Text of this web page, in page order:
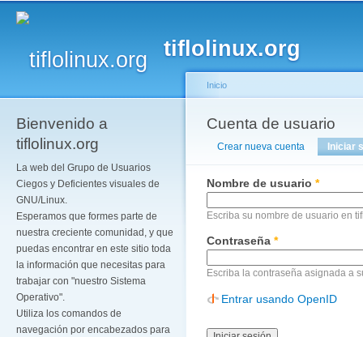
tiflolinux.org
Bienvenido a
tiflolinux.org
La web del Grupo de Usuarios
Ciegos y Deficientes visuales de
GNU/Linux.
Esperamos que formes parte de
nuestra creciente comunidad, y que
puedas encontrar en este sitio toda
la información que necesitas para
trabajar con "nuestro Sistema
Operativo".
Utiliza los comandos de
navegación por encabezados para
Se encuentra usted
Inicio
Cuenta de usuario
Solapas principales
Crear nueva cuenta Iniciar
Nombre de usuario *
Escriba su nombre de usuario en
Contraseña *
Escriba la contraseña asignada a
Entrar usando OpenID